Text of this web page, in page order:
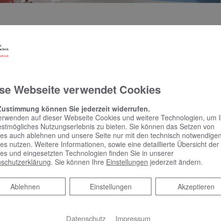
– ein Spezialist
sind ein nicht zu unterschätzender Kostenfaktor.
sowie eine durchdachte Verteilung hohe Kosten
Öl- oder Gasheizung, BHKW oder erneuerbare Energien –
bei der Wartung. Wir sind Ihr Ansprechpartner, wenn Sie
Ihrer Heizanlage in sicheren Händen wissen wollen.
und schont Ressourcen.
es viele Möglichkeiten, ökonomisch und umweltbewusst
erneuerbaren Energieträgern betrieben werden.
anspruchsvolle Anlagen
mit komplexen Sanitäranlagen, Heizungsanlagen
Webseite verwendet Cookies
können Sie jederzeit widerrufen.
auf dieser Webseite Cookies und weitere Technologien, um
Nutzungserlebnis zu bieten. Sie können das Setzen von
auch ablehnen und unsere Seite nur mit den technisch notwendigen
nutzen. Weitere Informationen, sowie eine detaillierte Übersicht der
und eingesetzten Technologien finden Sie in unserer
. Sie können Ihre Einstellungen jederzeit ändern.
Akzeptieren
Einstellungen
Ablehnen
Ablehnen
Datenschutz Impressum